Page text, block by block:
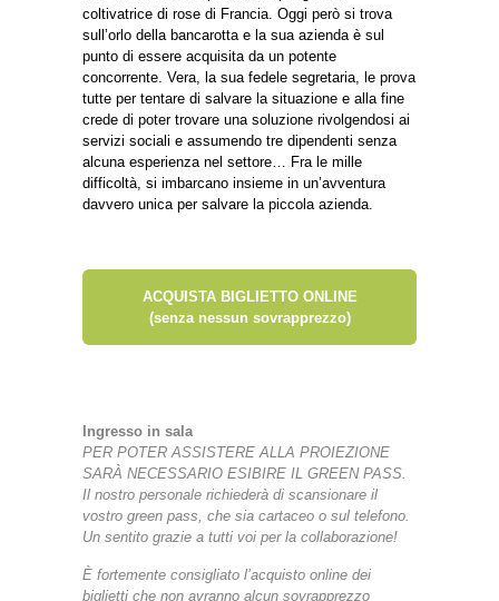
coltivatrice di rose di Francia. Oggi però si trova
sull’orlo della bancarotta e la sua azienda è sul
punto di essere acquisita da un potente
concorrente. Vera, la sua fedele segretaria, le prova
tutte per tentare di salvare la situazione e alla fine
crede di poter trovare una soluzione rivolgendosi ai
servizi sociali e assumendo tre dipendenti senza
alcuna esperienza nel settore… Fra le mille
difficoltà, si imbarcano insieme in un’avventura
davvero unica per salvare la piccola azienda.
ACQUISTA BIGLIETTO ONLINE
(senza nessun sovrapprezzo)
Ingresso in sala
PER POTER ASSISTERE ALLA PROIEZIONE
SARÀ NECESSARIO ESIBIRE IL GREEN PASS.
Il nostro personale richiederà di scansionare il
vostro green pass, che sia cartaceo o sul telefono.
Un sentito grazie a tutti voi per la collaborazione!
È fortemente consigliato l’acquisto online dei
biglietti che non avranno alcun sovrapprezzo